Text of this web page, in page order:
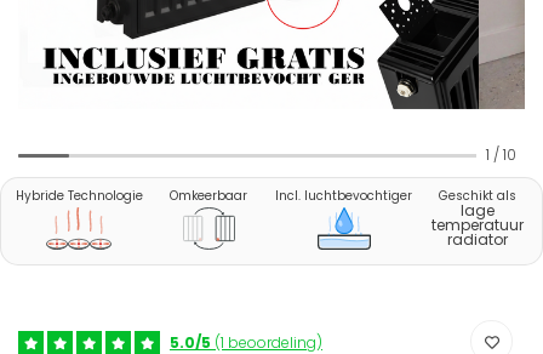
1 / 10
Hybride Technologie Omkeerbaar Incl. luchtbevochtiger Geschikt als
lage
temperatuur
radiator
5.0/5 (1 beoordeling)